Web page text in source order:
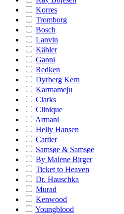
Korres
Tromborg
Bosch
Lanvin
Kähler
Ganni
Redken
Dyrberg Kern
Karmameju
Clarks
Clinique
Armani
Helly Hansen
Cartier
Samsøe & Samsøe
By Malene Birger
Ticket to Heaven
Dr. Hauschka
Murad
Kenwood
Youngblood